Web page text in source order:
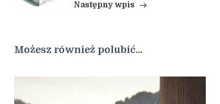
Następny wpis
Możesz również polubić…